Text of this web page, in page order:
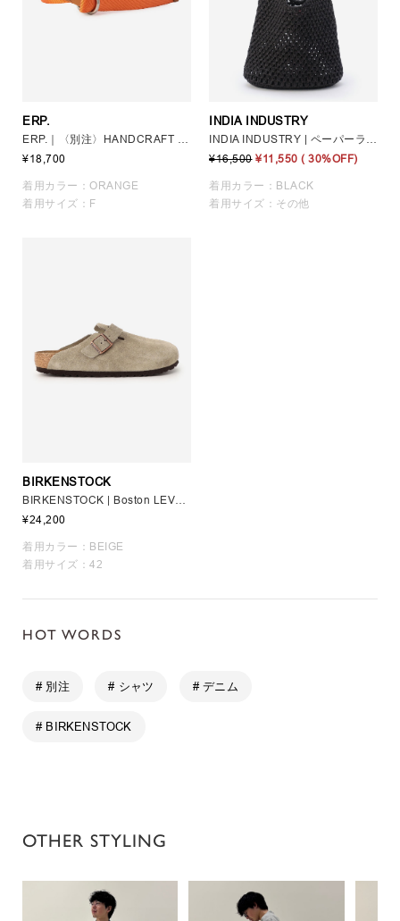
ERP.
ERP.｜〈別注〉HANDCRAFT DOUBLE RING BELT. UNISEX
¥18,700
着用カラー：ORANGE
着用サイズ：F
INDIA INDUSTRY
INDIA INDUSTRY | ペーパーラフィア ショルダーバッグ WOMEN
¥16,500 ¥11,550 ( 30%OFF)
着用カラー：BLACK
着用サイズ：その他
BIRKENSTOCK
BIRKENSTOCK | Boston LEVE TAUPE MEN
¥24,200
着用カラー：BEIGE
着用サイズ：42
HOT WORDS
# 別注 # シャツ # デニム
# BIRKENSTOCK
OTHER STYLING